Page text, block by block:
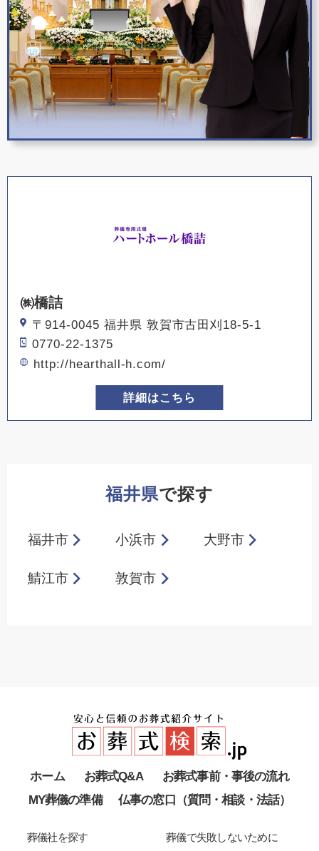
㈱橋詰
〒914-0045 福井県 敦賀市古田刈18-5-1
0770-22-1375
http://hearthall-h.com/
詳細はこちら
福井県で探す
福井市 小浜市 大野市
鯖江市 敦賀市
ホーム お葬式Q&A
お葬式事前・事後の流れ
MY葬儀の準備
仏事の窓口（質問・相談・法話）
葬儀社を探す 葬儀で失敗しないために